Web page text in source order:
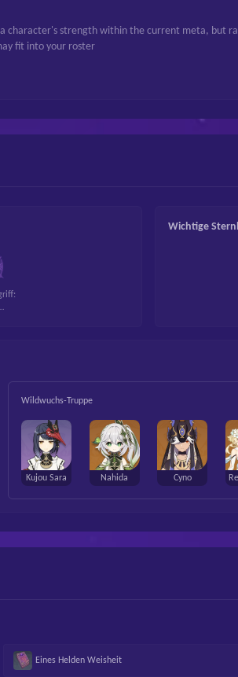
character's strength within the current meta, but
fit into your roster
Wichtige
Wildwuchs-Truppe
Kujou Sara Nahida Cyno
Eines Helden Weisheit